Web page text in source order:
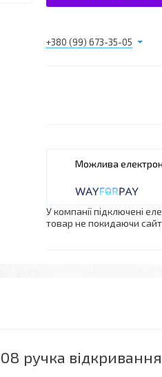
+380 (99) 673-35-05
У компанії підключені
товар не покидаючи
ручка